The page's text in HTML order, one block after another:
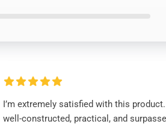
I’m extremely satisfied with this product.
well-constructed, practical, and